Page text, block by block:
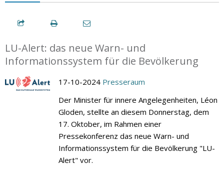
LU-Alert: das neue Warn- und
Informationssystem für die Bevölkerung
17-10-2024 Presseraum
Der Minister für innere Angelegenheiten, Léon
Gloden, stellte an diesem Donnerstag, dem
17. Oktober, im Rahmen einer
Pressekonferenz das neue Warn- und
Informationssystem für die Bevölkerung "LU-
Alert" vor.